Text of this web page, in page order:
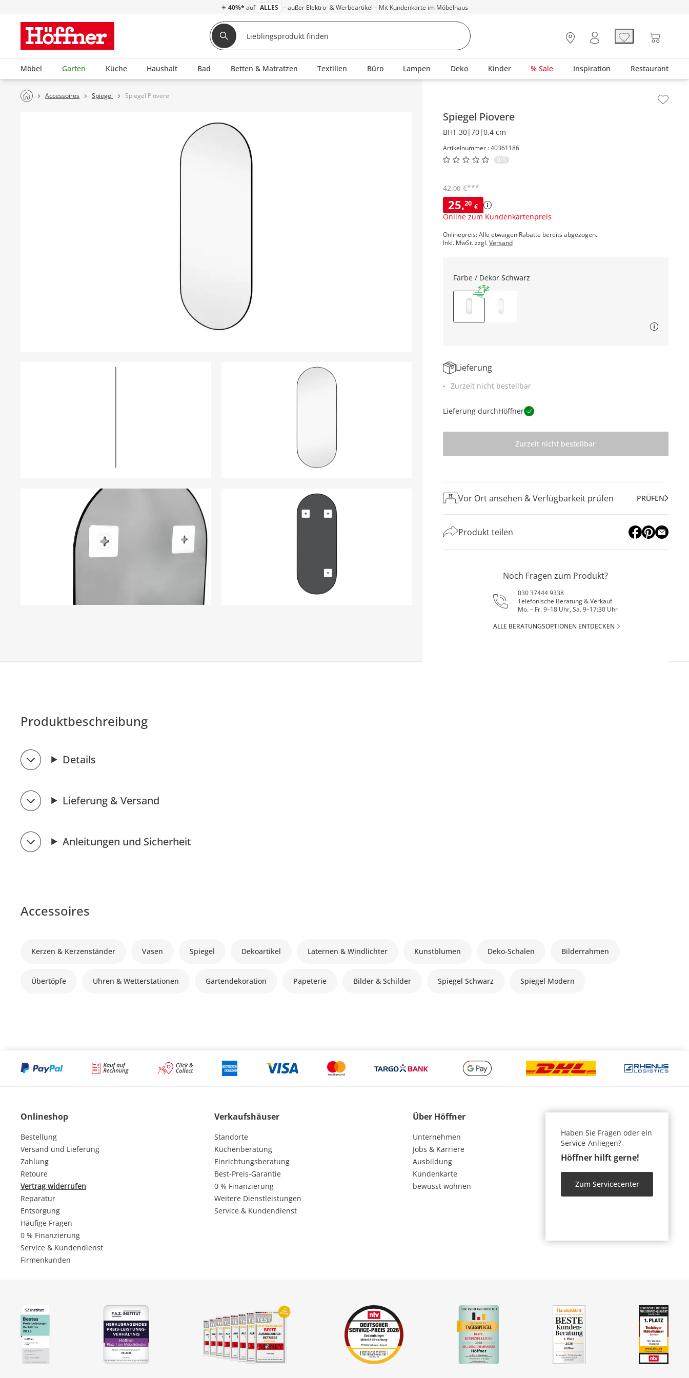
☀ 40%* auf ALLES – außer Elektro- & Werbeartikel – Mit Kundenkarte im Möbelhaus
Möbel Garten Küche Haushalt Bad Betten & Matratzen Textilien Büro Lampen Deko Kinder % Sale Inspiration Restaurant
Accessoires Spiegel Spiegel Piovere
Spiegel Piovere
BHT 30|70|0,4 cm
Artikelnummer : 40361186
0/5
25,20 €
Online zum Kundenkartenpreis
42,00 €***
Onlinepreis: Alle etwaigen Rabatte bereits abgezogen.
Inkl. MwSt. zzgl.Versand
Farbe / Dekor Schwarz
Lieferung
Zurzeit nicht bestellbar
Lieferung durchHöffner
Zurzeit nicht bestellbar
Vor Ort ansehen & Verfügbarkeit prüfen PRÜFEN
Produkt teilen
Noch Fragen zum Produkt?
030 37444 9338
Telefonische Beratung & Verkauf
Mo. – Fr. 9–18 Uhr, Sa. 9–17:30 Uhr
ALLE BERATUNGSOPTIONEN ENTDECKEN
Produktbeschreibung
Details
Lieferung & Versand
Anleitungen und Sicherheit
Accessoires
Kerzen & Kerzenständer Vasen Spiegel Dekoartikel Laternen & Windlichter Kunstblumen Deko-Schalen Bilderrahmen
Übertöpfe Uhren & Wetterstationen Gartendekoration Papeterie Bilder & Schilder Spiegel Schwarz Spiegel Modern
Onlineshop
Bestellung
Versand und Lieferung
Zahlung
Retoure
Vertrag widerrufen
Reparatur
Entsorgung
Häufige Fragen
0 % Finanzierung
Service & Kundendienst
Firmenkunden
Verkaufshäuser
Standorte
Küchenberatung
Einrichtungsberatung
Best-Preis-Garantie
0 % Finanzierung
Weitere Dienstleistungen
Service & Kundendienst
Über Höffner
Unternehmen
Jobs & Karriere
Ausbildung
Kundenkarte
bewusst wohnen
Haben Sie Fragen oder ein
Service-Anliegen?
Höffner hilft gerne!
Zum Servicecenter